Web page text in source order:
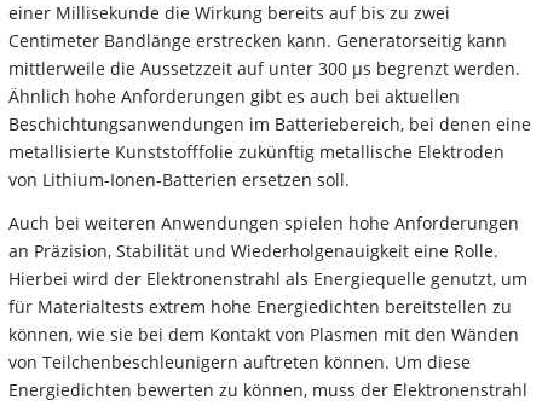
einer Millisekunde die Wirkung bereits auf bis zu zwei
Centimeter Bandlänge erstrecken kann. Generatorseitig kann
mittlerweile die Aussetzzeit auf unter 300 µs begrenzt werden.
Ähnlich hohe Anforderungen gibt es auch bei aktuellen
Beschichtungsanwendungen im Batteriebereich, bei denen eine
metallisierte Kunststofffolie zukünftig metallische Elektroden
von Lithium-Ionen-Batterien ersetzen soll.
Auch bei weiteren Anwendungen spielen hohe Anforderungen
an Präzision, Stabilität und Wiederholgenauigkeit eine Rolle.
Hierbei wird der Elektronenstrahl als Energiequelle genutzt, um
für Materialtests extrem hohe Energiedichten bereitstellen zu
können, wie sie bei dem Kontakt von Plasmen mit den Wänden
von Teilchenbeschleunigern auftreten können. Um diese
Energiedichten bewerten zu können, muss der Elektronenstrahl